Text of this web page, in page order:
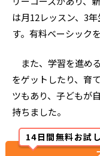
は月12レッスン、3
す。有料ベーシック
また、学習を進め
をゲットしたり、育
ツもあり、子どもが
持ちました。
14日間無料お試